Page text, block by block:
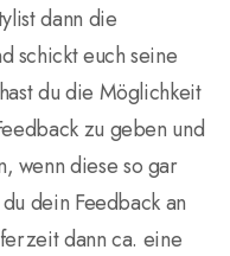
dann die
schickt euch seine
du die Möglichkeit
zu geben und
wenn diese so gar
dein Feedback an
dann ca. eine